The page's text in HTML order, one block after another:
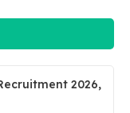
2026,